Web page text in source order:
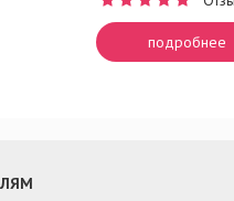
подробнее